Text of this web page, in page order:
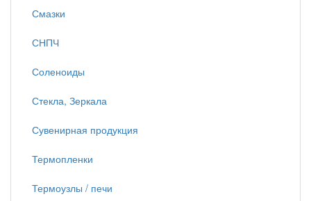
Смазки
СНПЧ
Соленоиды
Стекла, Зеркала
Сувенирная продукция
Термопленки
Термоузлы / печи